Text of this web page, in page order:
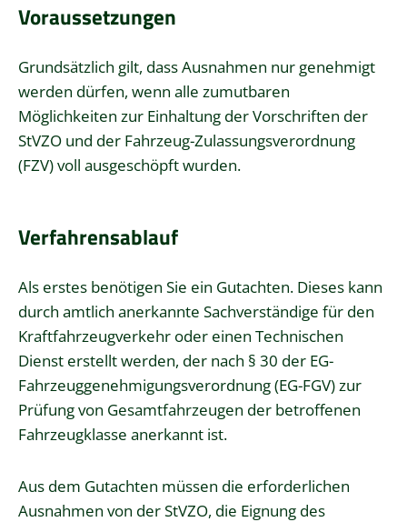
Voraussetzungen
Grundsätzlich gilt, dass Ausnahmen nur genehmigt
werden dürfen, wenn alle zumutbaren
Möglichkeiten zur Einhaltung der Vorschriften der
StVZO und der Fahrzeug-Zulassungsverordnung
(FZV) voll ausgeschöpft wurden.
Verfahrensablauf
Als erstes benötigen Sie ein Gutachten. Dieses kann
durch amtlich anerkannte Sachverständige für den
Kraftfahrzeugverkehr oder einen Technischen
Dienst erstellt werden, der nach § 30 der EG-
Fahrzeuggenehmigungsverordnung (EG-FGV) zur
Prüfung von Gesamtfahrzeugen der betroffenen
Fahrzeugklasse anerkannt ist.
Aus dem Gutachten müssen die erforderlichen
Ausnahmen von der StVZO, die Eignung des